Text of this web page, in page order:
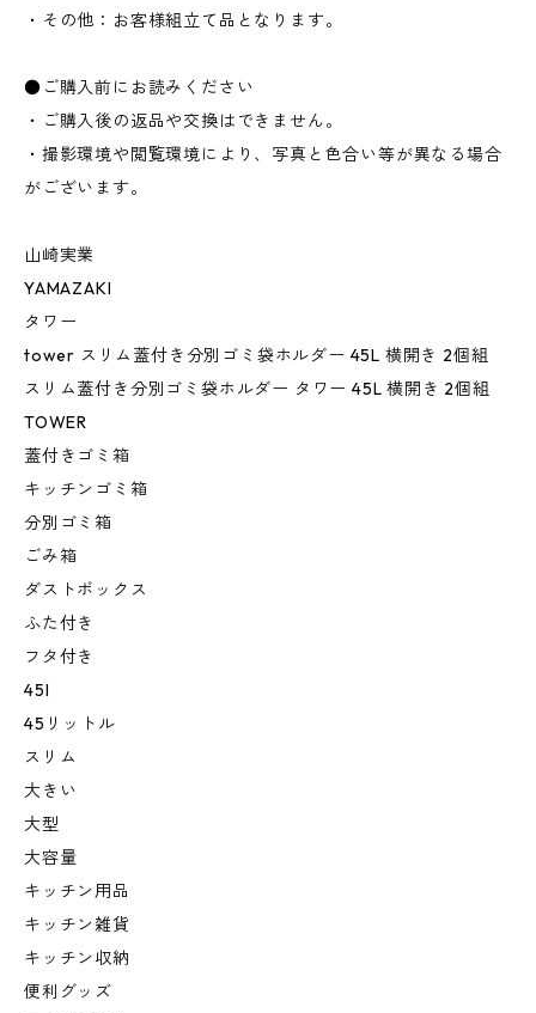
・その他：お客様組立て品となります。
●ご購入前にお読みください
・ご購入後の返品や交換はできません。
・撮影環境や閲覧環境により、写真と色合い等が異なる場合
がございます。
山崎実業
YAMAZAKI
タワー
tower スリム蓋付き分別ゴミ袋ホルダー 45L 横開き 2個組
スリム蓋付き分別ゴミ袋ホルダー タワー 45L 横開き 2個組
TOWER
蓋付きゴミ箱
キッチンゴミ箱
分別ゴミ箱
ごみ箱
ダストボックス
ふた付き
フタ付き
45l
45リットル
スリム
大きい
大型
大容量
キッチン用品
キッチン雑貨
キッチン収納
便利グッズ